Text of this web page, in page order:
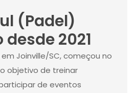
(Padel)
2021
Joinville/SC, começou no
objetivo de treinar
de eventos